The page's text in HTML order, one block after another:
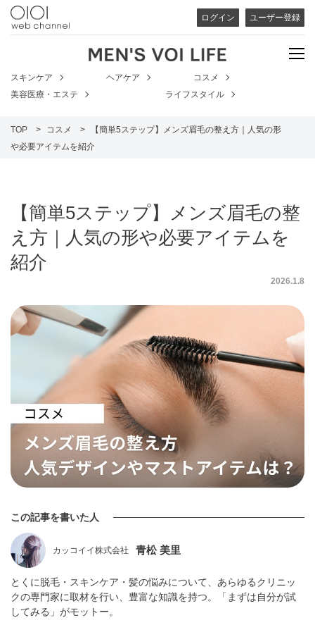
ログイン ユーザー登録
スキンケア ヘアケア
コスメ
美容医療・エステ
ライフスタイル
TOP コスメ
【簡単5ステップ】メンズ眉毛の整え方｜人気の形
や必要アイテムを紹介
【簡単5ステップ】メンズ眉毛の整
え方｜人気の形や必要アイテムを
紹介
2026.1.8
この記事を書いた人
カッコイイ株式会社 青松 美里
とくに脱毛・スキンケア・髪の悩みについて、あらゆるクリニッ
クの専門家に取材を行い、豊富な知識を持つ。「まずは自分が試
してみる」がモットー。